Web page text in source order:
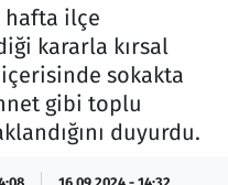
hafta ilçe
kararla kırsal
sokakta
gibi toplu
duyurdu.